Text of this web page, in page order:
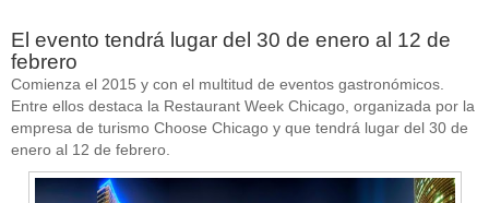
El evento tendrá lugar del 30 de enero al 12 de
febrero
Comienza el 2015 y con el multitud de eventos gastronómicos.
Entre ellos destaca la Restaurant Week Chicago, organizada por la
empresa de turismo Choose Chicago y que tendrá lugar del 30 de
enero al 12 de febrero.